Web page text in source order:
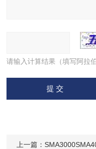
请输入计算结果（填写阿拉
上一篇： SMA3000SMA4000超微